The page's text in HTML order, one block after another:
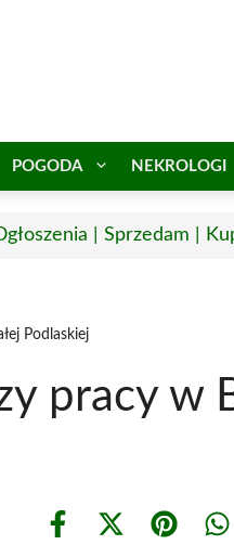
POGODA NEKROLOGI
| Sprzedam |
Podlaskiej
pracy w
Share
Share Share